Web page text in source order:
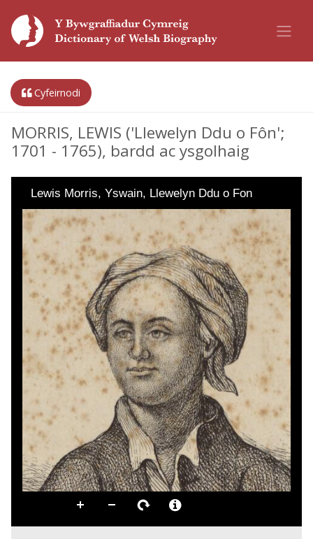
Cyfeirnodi
MORRIS, LEWIS ('Llewelyn Ddu o Fôn';
1701 - 1765), bardd ac ysgolhaig
Lewis Morris, Yswain, Llewelyn Ddu o Fon